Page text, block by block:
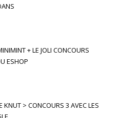
+ LE JOLI CONCOURS
ESHOP
KNUT > CONCOURS 3 AVEC LES